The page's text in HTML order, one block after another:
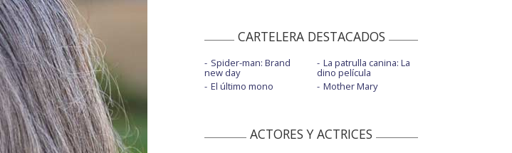
CARTELERA DESTACADOS
Spider-man: Brand
new day
El último mono
La patrulla canina: La
dino película
Mother Mary
ACTORES Y ACTRICES